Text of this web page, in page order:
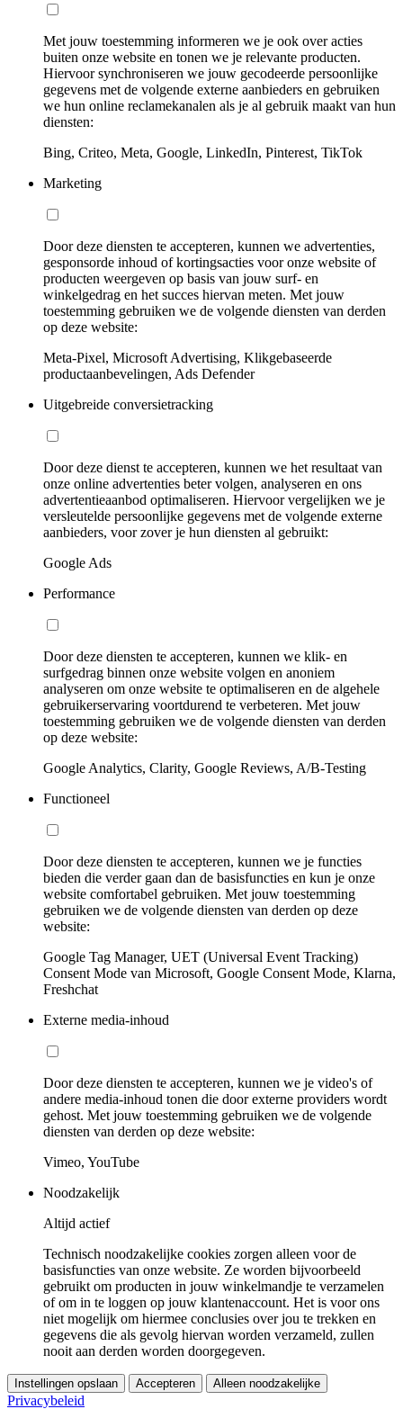
Met jouw toestemming informeren we je ook over acties
buiten onze website en tonen we je relevante producten.
Hiervoor synchroniseren we jouw gecodeerde persoonlijke
gegevens met de volgende externe aanbieders en gebruiken
we hun online reclamekanalen als je al gebruik maakt van hun
diensten:
Bing, Criteo, Meta, Google, LinkedIn, Pinterest, TikTok
Marketing
Door deze diensten te accepteren, kunnen we advertenties,
gesponsorde inhoud of kortingsacties voor onze website of
producten weergeven op basis van jouw surf- en
winkelgedrag en het succes hiervan meten. Met jouw
toestemming gebruiken we de volgende diensten van derden
op deze website:
Meta-Pixel, Microsoft Advertising, Klikgebaseerde
productaanbevelingen, Ads Defender
Uitgebreide conversietracking
Door deze dienst te accepteren, kunnen we het resultaat van
onze online advertenties beter volgen, analyseren en ons
advertentieaanbod optimaliseren. Hiervoor vergelijken we je
versleutelde persoonlijke gegevens met de volgende externe
aanbieders, voor zover je hun diensten al gebruikt:
Google Ads
Performance
Door deze diensten te accepteren, kunnen we klik- en
surfgedrag binnen onze website volgen en anoniem
analyseren om onze website te optimaliseren en de algehele
gebruikerservaring voortdurend te verbeteren. Met jouw
toestemming gebruiken we de volgende diensten van derden
op deze website:
Google Analytics, Clarity, Google Reviews, A/B-Testing
Functioneel
Door deze diensten te accepteren, kunnen we je functies
bieden die verder gaan dan de basisfuncties en kun je onze
website comfortabel gebruiken. Met jouw toestemming
gebruiken we de volgende diensten van derden op deze
website:
Google Tag Manager, UET (Universal Event Tracking)
Consent Mode van Microsoft, Google Consent Mode, Klarna,
Freshchat
Externe media-inhoud
Door deze diensten te accepteren, kunnen we je video's of
andere media-inhoud tonen die door externe providers wordt
gehost. Met jouw toestemming gebruiken we de volgende
diensten van derden op deze website:
Vimeo, YouTube
Noodzakelijk
Altijd actief
Technisch noodzakelijke cookies zorgen alleen voor de
basisfuncties van onze website. Ze worden bijvoorbeeld
gebruikt om producten in jouw winkelmandje te verzamelen
of om in te loggen op jouw klantenaccount. Het is voor ons
niet mogelijk om hiermee conclusies over jou te trekken en
gegevens die als gevolg hiervan worden verzameld, zullen
nooit aan derden worden doorgegeven.
Instellingen opslaan Accepteren Alleen noodzakelijke
Privacybeleid